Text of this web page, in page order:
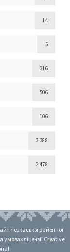
14
5
316
506
106
3 388
2 478
Черкаської районної
умовах ліцензії Creative